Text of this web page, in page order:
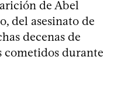
de Abel
del asesinato de
decenas de
cometidos durante